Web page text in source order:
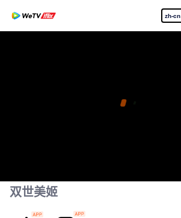
zh-cn
双世美姬